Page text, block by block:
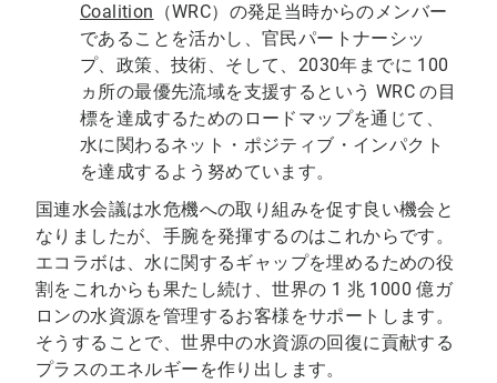
Coalition （WRC）の発足当時からのメンバー
であることを活かし、官民パートナーシッ
プ、政策、技術、そして、2030年までに 100
ヵ所の最優先流域を支援するという WRC の目
標を達成するためのロードマップを通じて、
水に関わるネット・ポジティブ・インパクト
を達成するよう努めています。
国連水会議は水危機への取り組みを促す良い機会と
なりましたが、手腕を発揮するのはこれからです。
エコラボは、水に関するギャップを埋めるための役
割をこれからも果たし続け、世界の 1 兆 1000 億ガ
ロンの水資源を管理するお客様をサポートします。
そうすることで、世界中の水資源の回復に貢献する
プラスのエネルギーを作り出します。